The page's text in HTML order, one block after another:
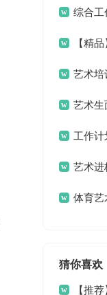
综合工
篇 【精
计划三篇
艺术培
艺术生
绍 工作计
艺术进
结合集8篇
体育艺
猜你喜欢
【推